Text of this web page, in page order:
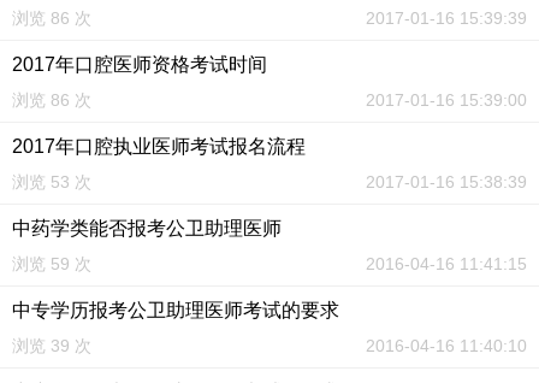
浏览 86 次 2017-01-16 15:39:39
2017年口腔医师资格考试时间
浏览 86 次 2017-01-16 15:39:00
2017年口腔执业医师考试报名流程
浏览 53 次 2017-01-16 15:38:39
中药学类能否报考公卫助理医师
浏览 59 次 2016-04-16 11:41:15
中专学历报考公卫助理医师考试的要求
浏览 39 次 2016-04-16 11:40:10